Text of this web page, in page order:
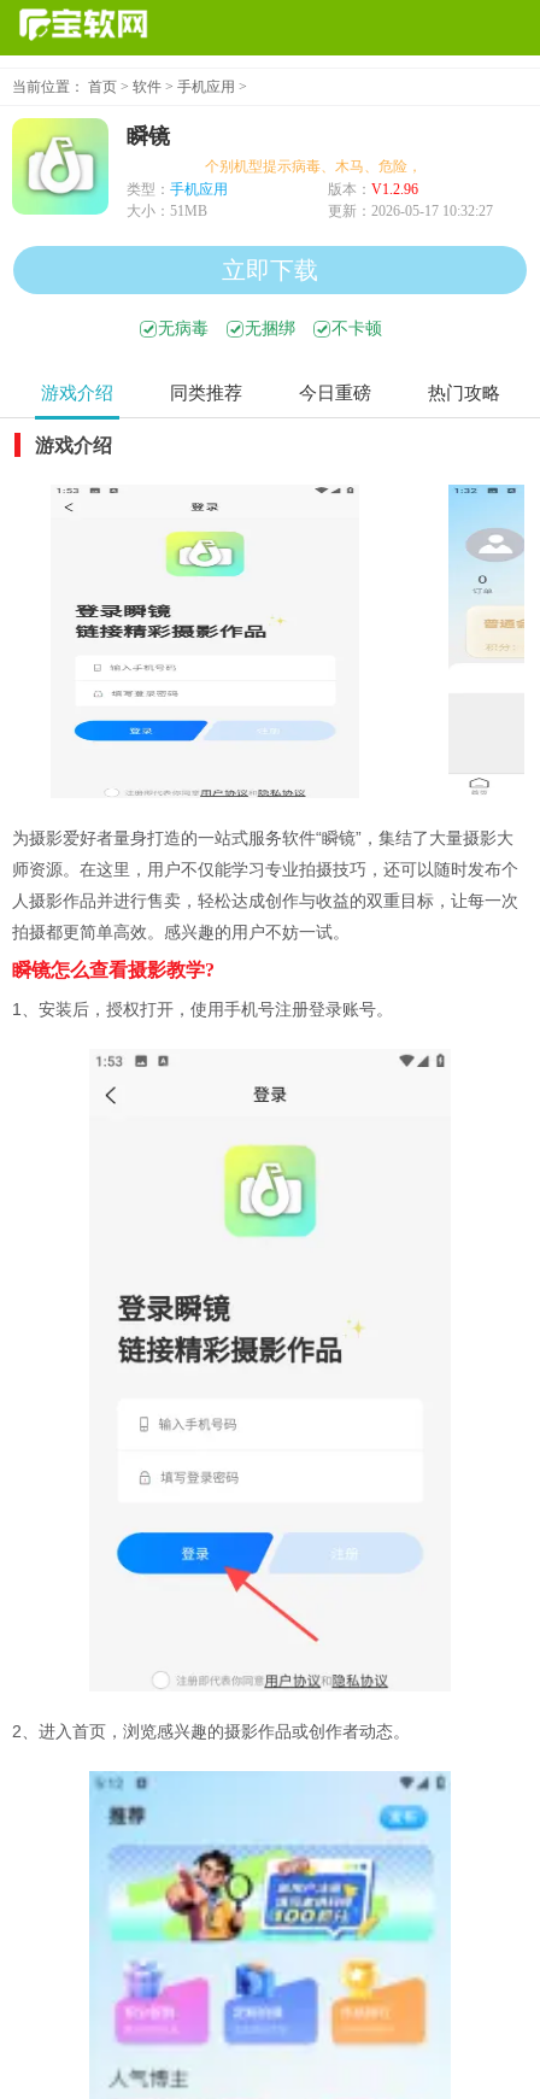
当前位置： 首页 > 软件 > 手机应用 >
瞬镜
个别机型提示病毒、木马、危险，均为误报可放心下载
类型： 手机应用 版本： V1.2.96
大小： 51MB 更新： 2026-05-17 10:32:27
立即下载
无病毒 无捆绑 不卡顿
游戏介绍 同类推荐 今日重磅 热门攻略
游戏介绍
为摄影爱好者量身打造的一站式服务软件“瞬镜”，集结了大量摄影大
师资源。在这里，用户不仅能学习专业拍摄技巧，还可以随时发布个
人摄影作品并进行售卖，轻松达成创作与收益的双重目标，让每一次
拍摄都更简单高效。感兴趣的用户不妨一试。
瞬镜怎么查看摄影教学?
1、安装后，授权打开，使用手机号注册登录账号。
2、进入首页，浏览感兴趣的摄影作品或创作者动态。